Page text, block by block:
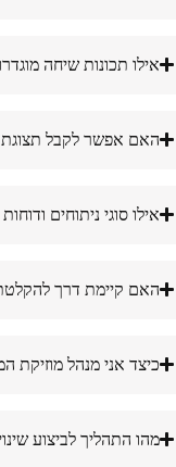
אילו תכונות שיחה
האם אפשר לקבל תצוגת
אילו סוגי ניתוחים
האם קיימת דרך
כיצד אני מנהל מוזיקת
מהו התהליך לביצוע